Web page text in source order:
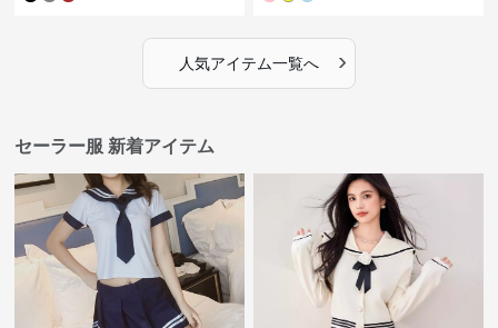
人気アイテム一覧へ ›
セーラー服 新着アイテム